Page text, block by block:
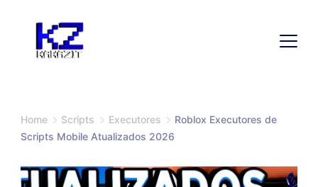
Home Scripts Executores
Roblox Executores de
Scripts Mobile Atualizados 2026